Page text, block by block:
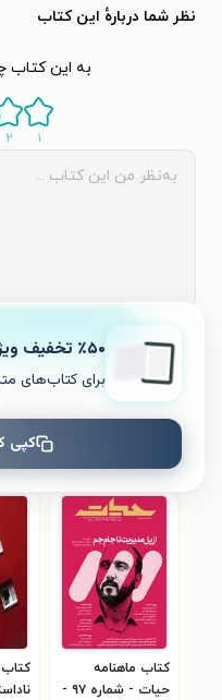
نظر شما دربارهٔ این کتاب
به این کتاب
۱ ۲
نظری برای
کتاب ماهنامه
حیات - شماره ۹۷ -
٪۵۰ تخفیف ویژۀ اولین خرید
برای کتاب‌های
کپی